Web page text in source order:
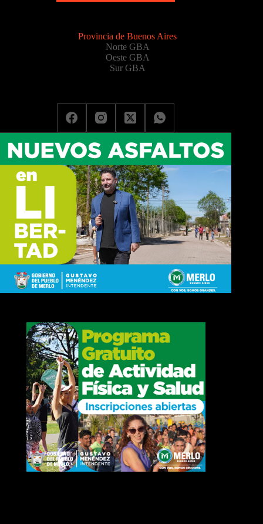
Provincia de Buenos Aires
Norte GBA
Oeste GBA
Sur GBA